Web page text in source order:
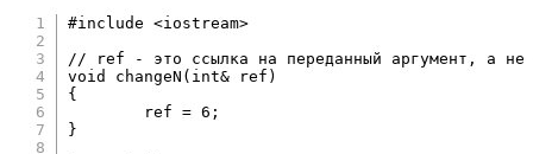
#include
<iostream>
// ref - это ссылка на переданный аргумент, а не
void
changeN ( int& ref )
{
	ref
= 6 ;
}